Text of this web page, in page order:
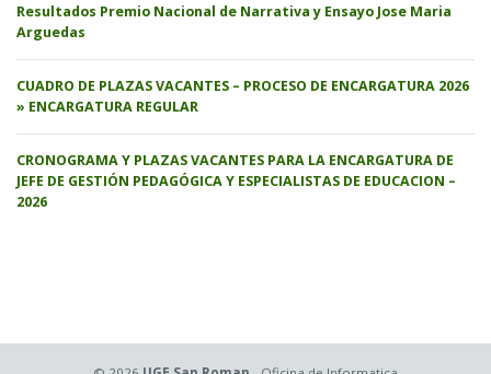
Resultados Premio Nacional de Narrativa y Ensayo Jose Maria
Arguedas
CUADRO DE PLAZAS VACANTES – PROCESO DE ENCARGATURA 2026
» ENCARGATURA REGULAR
CRONOGRAMA Y PLAZAS VACANTES PARA LA ENCARGATURA DE
JEFE DE GESTIÓN PEDAGÓGICA Y ESPECIALISTAS DE EDUCACION –
2026